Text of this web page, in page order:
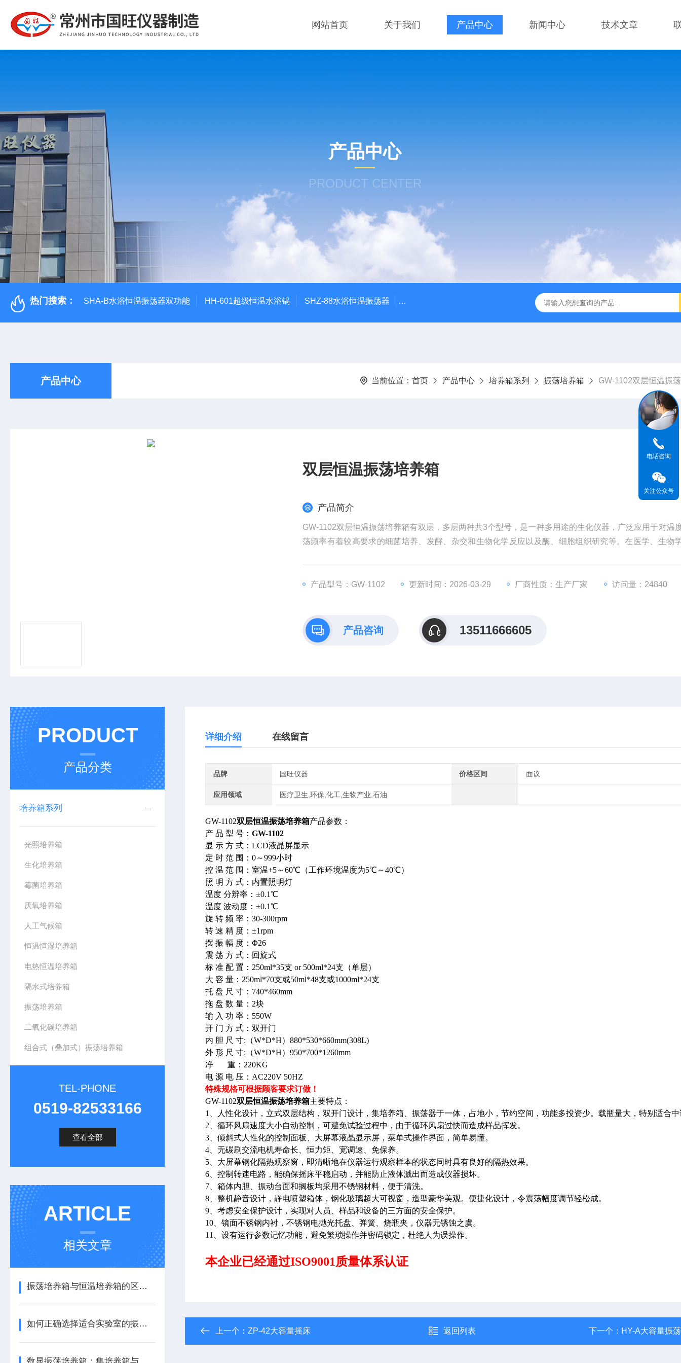
网站首页 关于我们 产品中心 新闻中心 技术文章
产品中心
PRODUCT CENTER
热门搜索： SHA-B水浴恒温振荡器双功能 HH-601超级恒温水浴锅 SHZ-88水浴恒温振荡器 HZQ-2水浴全温振荡器 THZ-82A气浴恒温振荡器价格
产品中心 当前位置： 首页 产品中心 培养箱系列 振荡培养箱 GW-1102双层恒温振
双层恒温振荡培养箱
产品简介
GW-1102双层恒温振荡培养箱有双层，多层两种共3个型号，是一种多用途的生化仪器，广泛应用于对温
荡频率有着较高要求的细菌培养、发酵、杂交和生物化学反应以及酶、细胞组织研究等。在医学、生物
产品型号：GW-1102 更新时间：2026-03-29 厂商性质：生产厂家 访问量：24840
产品咨询 13511666605
PRODUCT
产品分类
培养箱系列
光照培养箱
生化培养箱
霉菌培养箱
厌氧培养箱
人工气候箱
恒温恒湿培养箱
电热恒温培养箱
隔水式培养箱
振荡培养箱
二氧化碳培养箱
组合式（叠加式）振荡培养箱
TEL-PHONE
0519-82533166
查看全部
ARTICLE
相关文章
振荡培养箱与恒温培养箱的区别，你真的了解吗？
如何正确选择适合实验室的振荡培养箱？
详细介绍 在线留言
品牌 国旺仪器 价格区间 面议
应用领域 医疗卫生,环保,化工,生物产业,石油
GW-1102双层恒温振荡培养箱产品参数：
产 品 型 号： GW-1102
显 示 方 式：LCD液晶屏显示
定 时 范 围：0～999小时
控 温 范 围：室温+5～60℃（工作环境温度为5℃～40℃）
照 明 方 式：内置照明灯
温度 分辨率：±0.1℃
温度 波动度：±0.1℃
旋 转 频 率：30-300rpm
转 速 精 度：±1rpm
摆 振 幅 度：Φ26
震 荡 方 式：回旋式
标 准 配 置：250ml*35支 or 500ml*24支（单层）
大 容 量：250ml*70支或50ml*48支或1000ml*24支
托 盘 尺 寸：740*460mm
拖 盘 数 量：2块
输 入 功 率：550W
开 门 方 式：双开门
内 胆 尺 寸:（W*D*H）880*530*660mm(308L)
外 形 尺 寸:（W*D*H）950*700*1260mm
净 重：220KG
电 源 电 压：AC220V 50HZ
特殊规格可根据顾客要求订做！
GW-1102双层恒温振荡培养箱主要特点：
1、人性化设计，立式双层结构，双开门设计，集培养箱、振荡器于一体，占地小，节约空间，功能多投资少。载瓶量大，特别适合
2、循环风扇速度大小自动控制，可避免试验过程中，由于循环风扇过快而造成样品挥发。
3、倾斜式人性化的控制面板、大屏幕液晶显示屏，菜单式操作界面，简单易懂。
4、无碳刷交流电机寿命长、恒力矩、宽调速、免保养。
5、大屏幕钢化隔热观察窗，即清晰地在仪器运行观察样本的状态同时具有良好的隔热效果。
6、控制转速电路，能确保摇床平稳启动，并能防止液体溅出而造成仪器损坏。
7、箱体内胆、振动台面和搁板均采用不锈钢材料，便于清洗。
8、整机静音设计，静电喷塑箱体，钢化玻璃超大可视窗，造型豪华美观。便捷化设计，令震荡幅度调节轻松成。
9、考虑安全保护设计，实现对人员、样品和设备的三方面的安全保护。
10、镜面不锈钢内衬，不锈钢电抛光托盘、弹簧、烧瓶夹，仪器无锈蚀之虞。
11、设有运行参数记忆功能，避免繁琐操作并密码锁定，杜绝人为误操作。
本企业已经通过ISO9001质量体系认证
上一个： ZP-42大容量摇床 返回列表 下一个： HY-A大容量振
电话咨询
关注公众号